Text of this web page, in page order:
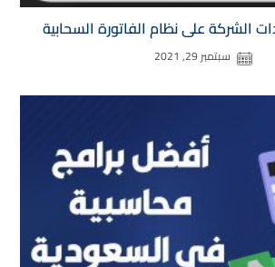
الشركة على نظام الفاتورة السحابية
سبتمبر 29, 2021